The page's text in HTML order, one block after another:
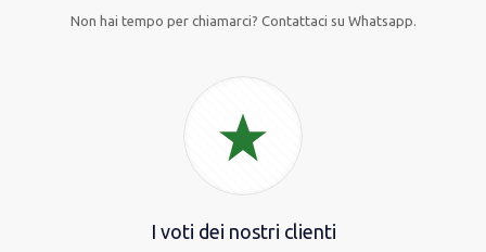
Non hai tempo per chiamarci? Contattaci su Whatsapp.
I voti dei nostri clienti